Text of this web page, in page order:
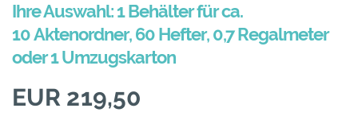
Ihre Auswahl: 1 Behälter für ca.
10 Aktenordner, 60 Hefter, 0,7 Regalmeter
oder 1 Umzugskarton
EUR 219,50